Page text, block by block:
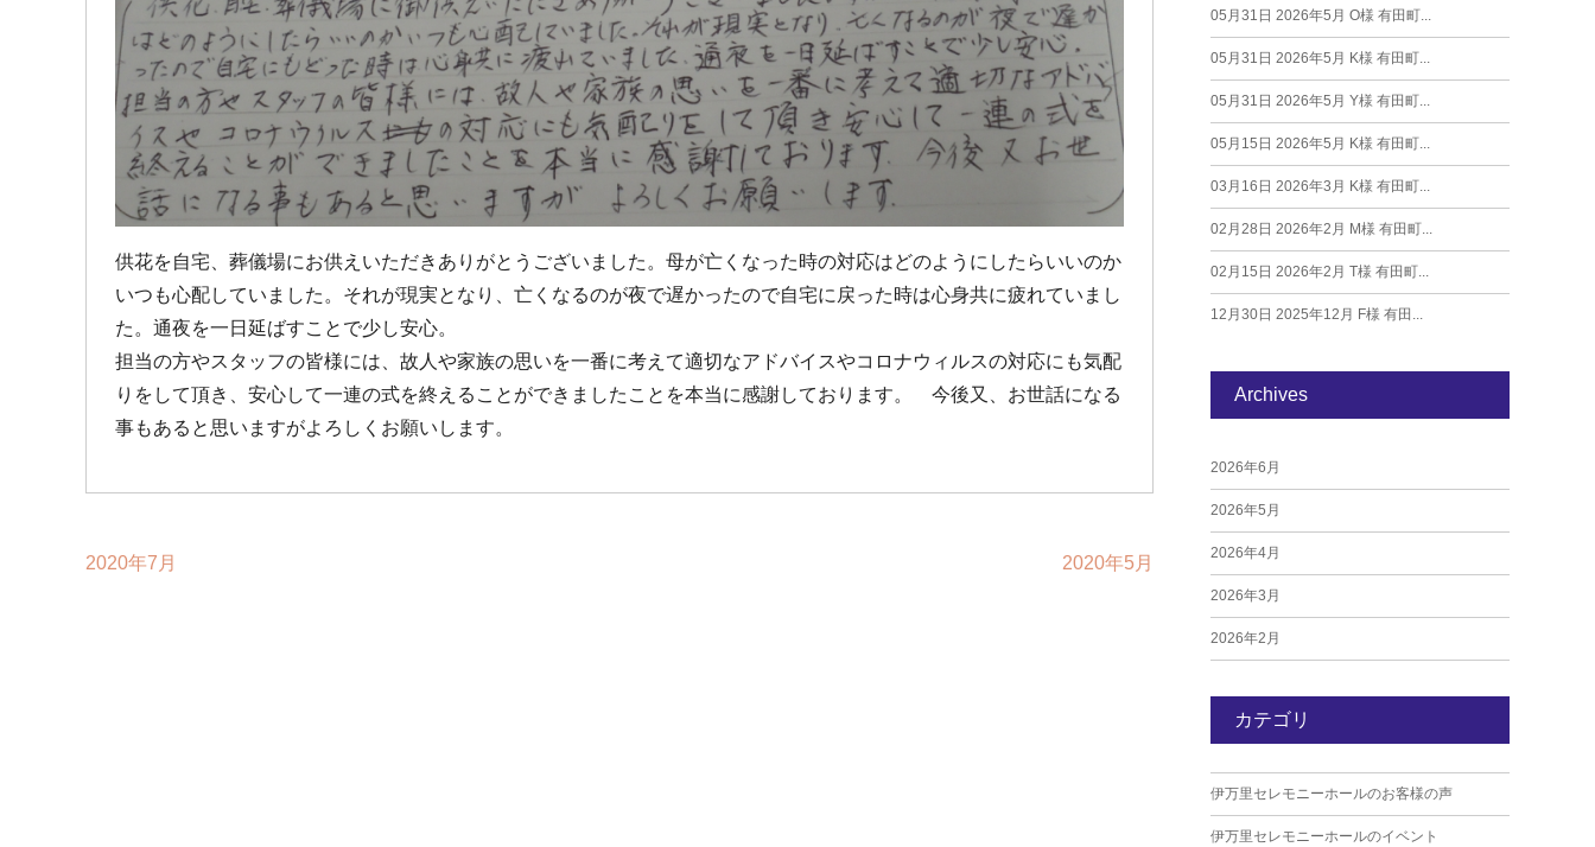
供花を自宅、葬儀場にお供えいただきありがとうございました。母が亡くなった時の対応はどのようにしたらいいのか
いつも心配していました。それが現実となり、亡くなるのが夜で遅かったので自宅に戻った時は心身共に疲れていまし
た。通夜を一日延ばすことで少し安心。
担当の方やスタッフの皆様には、故人や家族の思いを一番に考えて適切なアドバイスやコロナウィルスの対応にも気配
りをして頂き、安心して一連の式を終えることができましたことを本当に感謝しております。 今後又、お世話になる
事もあると思いますがよろしくお願いします。
2020年7月 2020年5月
05月31日 2026年5月 O様 有田町...
05月31日 2026年5月 K様 有田町...
05月31日 2026年5月 Y様 有田町...
05月15日 2026年5月 K様 有田町...
03月16日 2026年3月 K様 有田町...
02月28日 2026年2月 M様 有田町...
02月15日 2026年2月 T様 有田町...
12月30日 2025年12月 F様 有田...
Archives
2026年6月
2026年5月
2026年4月
2026年3月
2026年2月
2025年12月
カテゴリ
伊万里セレモニーホールのお客様の声
伊万里セレモニーホールのイベント